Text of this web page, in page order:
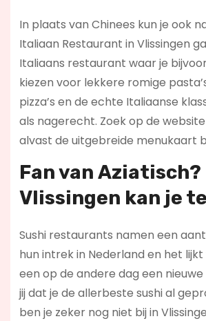
In plaats van Chinees kun je ook
Italiaan Restaurant in Vlissingen
Italiaans restaurant waar je
kiezen voor lekkere romige
pizza’s en de echte Italiaanse
als nagerecht. Zoek op de
alvast de uitgebreide menukaart
Fan van Aziatisch?
Vlissingen kan je
Sushi restaurants namen een
hun intrek in Nederland en het
een op de andere dag een
jij dat je de allerbeste sushi al
ben je zeker nog niet bij in